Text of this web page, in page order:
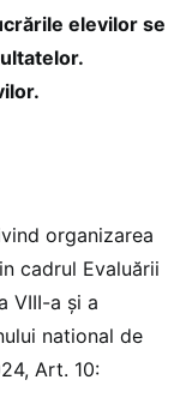
elevilor se
organizarea
cadrul Evaluării
VIII-a şi a
national de
Art. 10: